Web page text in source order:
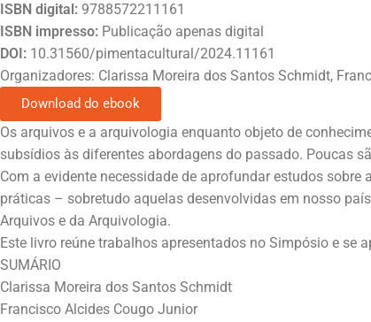
ISBN digital: 9788572211161
ISBN impresso: Publicação apenas digital
DOI: 10.31560/pimentacultural/2024.11161
Organizadores: Clarissa Moreira dos Santos Schmidt,
Download do ebook
Os arquivos e a arquivologia enquanto objeto de
subsídios às diferentes abordagens do passado. Poucas
Com a evidente necessidade de aprofundar estudos
práticas – sobretudo aquelas desenvolvidas em nosso
Arquivos e da Arquivologia.
Este livro reúne trabalhos apresentados no Simpósio e se
SUMÁRIO
Clarissa Moreira dos Santos Schmidt
Francisco Alcides Cougo Junior